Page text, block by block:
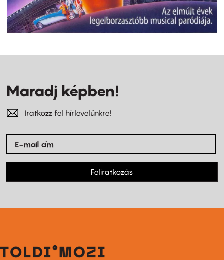
Maradj képben!
Iratkozz fel hírlevelünkre!
Feliratkozás